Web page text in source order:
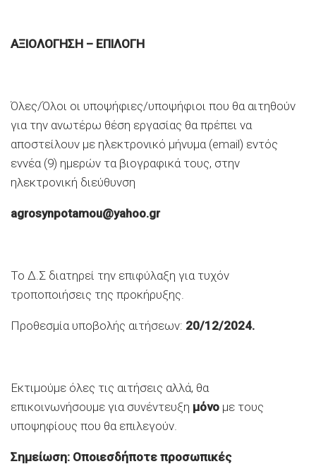
AΞΙΟΛΟΓΗΣΗ – ΕΠΙΛΟΓΗ
Όλες/Όλοι οι υποψήφιες/υποψήφιοι που θα αιτηθούν
για την ανωτέρω θέση εργασίας θα πρέπει να
αποστείλουν με ηλεκτρονικό μήνυμα (email) εντός
εννέα (9) ημερών τα βιογραφικά τους, στην
ηλεκτρονική διεύθυνση
agrosynpotamou@yahoo.gr
Το Δ.Σ διατηρεί την επιφύλαξη για τυχόν
τροποποιήσεις της προκήρυξης.
Προθεσμία υποβολής αιτήσεων: 20/12/2024.
Εκτιμούμε όλες τις αιτήσεις αλλά, θα
επικοινωνήσουμε για συνέντευξη μόνο με τους
υποψηφίους που θα επιλεγούν.
Σημείωση: Οποιεσδήποτε προσωπικές